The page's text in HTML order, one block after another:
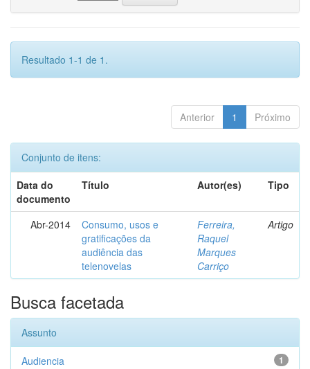
Resultado 1-1 de 1.
Anterior 1 Próximo
Conjunto de itens:
Data do
documento
Título Autor(es) Tipo
Abr-2014
Consumo, usos e
gratificações da
audiência das
telenovelas
Ferreira,
Raquel
Marques
Carriço
Artigo
Busca facetada
Assunto
1
Audiencia